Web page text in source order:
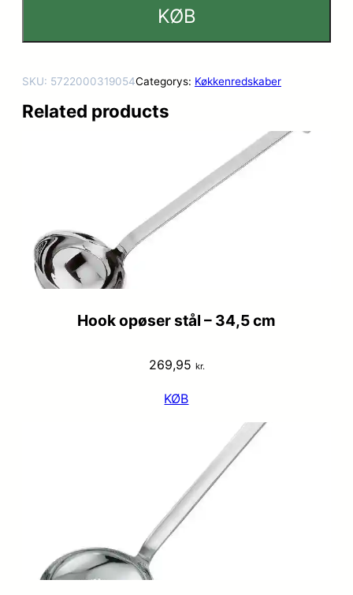
KØB
SKU: 5722000319054Categorys: Køkkenredskaber
Related products
Hook opøser stål – 34,5 cm
269,95 kr.
KØB